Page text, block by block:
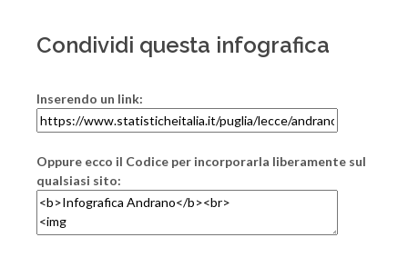
Condividi questa infografica
Inserendo un link:
Oppure ecco il Codice per incorporarla liberamente sul
qualsiasi sito: